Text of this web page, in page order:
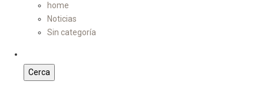
home
Noticias
Sin categoría